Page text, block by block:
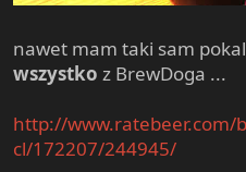
nawet mam taki sam pokal
wszystko z BrewDoga ...
http://www.ratebeer.com/
cl/172207/244945/